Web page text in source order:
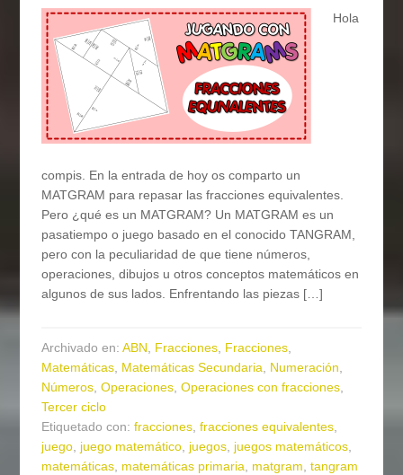
Hola
compis. En la entrada de hoy os comparto un
MATGRAM para repasar las fracciones equivalentes.
Pero ¿qué es un MATGRAM? Un MATGRAM es un
pasatiempo o juego basado en el conocido TANGRAM,
pero con la peculiaridad de que tiene números,
operaciones, dibujos u otros conceptos matemáticos en
algunos de sus lados. Enfrentando las piezas […]
Archivado en:ABN, Fracciones, Fracciones,
Matemáticas, Matemáticas Secundaria, Numeración,
Números,Operaciones,Operaciones con fracciones,
Tercer ciclo
Etiquetado con:fracciones,fracciones equivalentes,
juego, juego matemático, juegos, juegos matemáticos,
matemáticas, matemáticas primaria, matgram,tangram